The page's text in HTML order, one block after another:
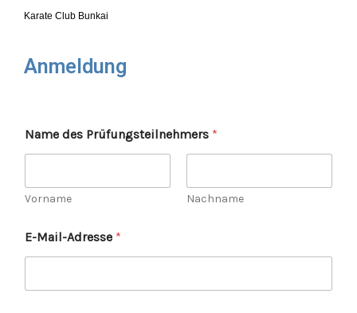
Karate Club Bunkai
Anmeldung
Name des Prüfungsteilnehmers *
Vorname Nachname
E-Mail-Adresse *